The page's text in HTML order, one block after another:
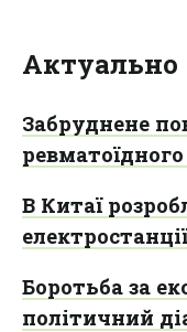
Актуально
Забруднене
В Китаї
Боротьба за
політичний